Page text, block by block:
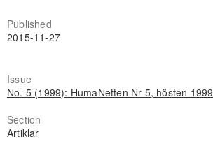
Published
2015-11-27
Issue
No. 5 (1999): HumaNetten Nr 5, hösten 1999
Section
Artiklar